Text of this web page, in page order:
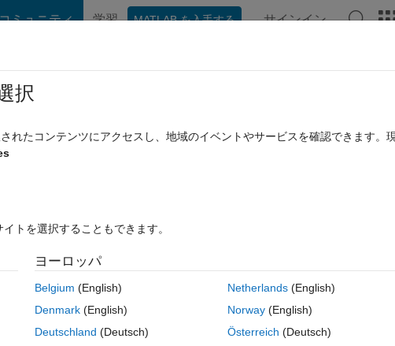
ミュニティ 学習 MATLAB を入手する サインイン
MATLAB に関する FAQ
reconstruct variables
0 投票
arrays and compile them into a single dataset array that retains
that the resulting array groups all input variables into the first column of the
into individual columns. For example...
択
れたコンテンツにアクセスし、地域のイベントやサービスを確認できます。
トを選択することもできます。
ヨーロッパ
Belgium (English)
Denmark (English)
Deutschland (Deutsch)
Netherlands(English)
Norway(English)
Österreich (Deutsch)